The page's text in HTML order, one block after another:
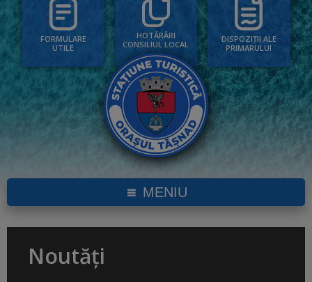
FORMULARE
UTILE
HOTĂRÂRI
CONSILIUL LOCAL
DISPOZIȚII ALE
PRIMARULUI
MENIU
Noutăți